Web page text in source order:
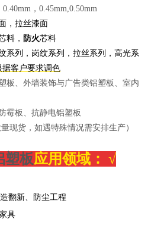
，0.45mm,0.50mm
，拉丝漆面
料， 防火芯料
系列，岗纹系列，拉丝系列，高光系
客户要求调色
板、外墙装饰与广告类铝塑板、室内
霉板、抗静电铝塑板
现货，如遇特殊情况需安排生产）
塑板应用领域： √
翻新、防尘工程
具